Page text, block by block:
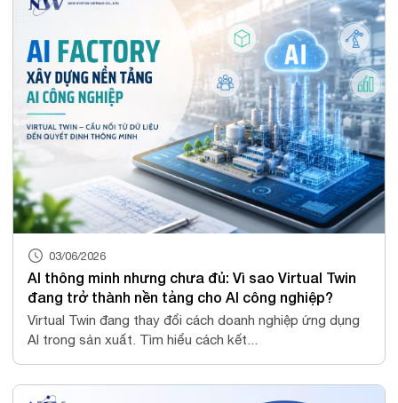
03/06/2026
AI thông minh nhưng chưa đủ: Vì sao Virtual Twin
đang trở thành nền tảng cho AI công nghiệp?
Virtual Twin đang thay đổi cách doanh nghiệp ứng dụng
AI trong sản xuất. Tìm hiểu cách kết...